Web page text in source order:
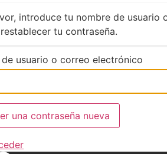
introduce tu nombre de
tu contraseña.
usuario o correo electrónico
una contraseña nueva